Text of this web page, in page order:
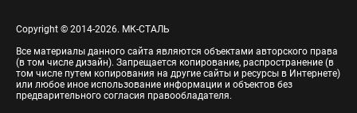
Copyright © 2014-2026. МК-СТАЛЬ
Все материалы данного сайта являются объектами авторского права
(в том числе дизайн). Запрещается копирование, распространение (в
том числе путем копирования на другие сайты и ресурсы в Интернете)
или любое иное использование информации и объектов без
предварительного согласия правообладателя.